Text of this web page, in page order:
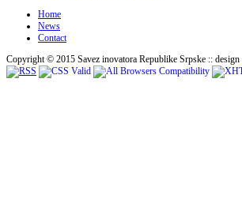
Home
News
Contact
Copyright © 2015 Savez inovatora Republike Srpske ::